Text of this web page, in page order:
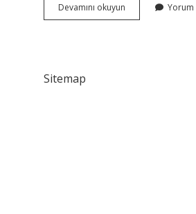
Devamını okuyun Astrolojide
Zararda
Yorum
Sitemap